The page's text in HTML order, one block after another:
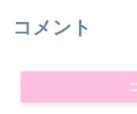
コメント